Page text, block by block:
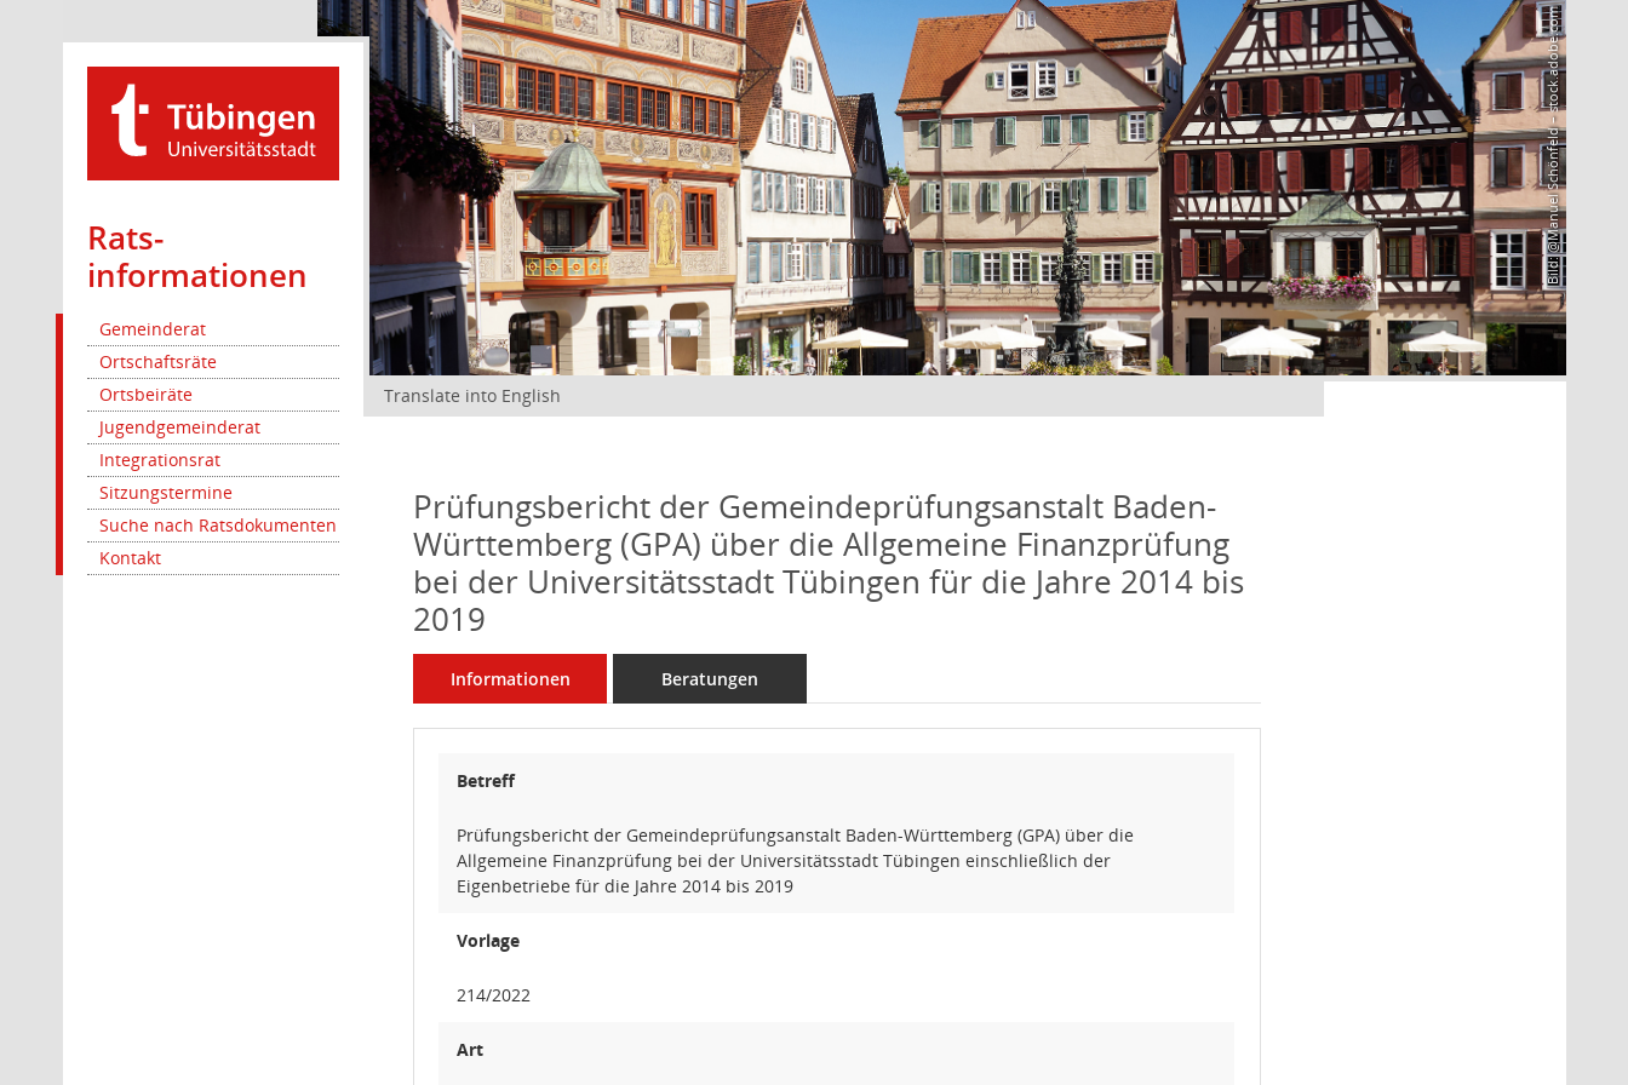
Rats­
informationen
Gemeinderat
Ortschaftsräte
Ortsbeiräte
Jugendgemeinderat
Integrationsrat
Sitzungstermine
Suche nach Ratsdokumenten
Kontakt
Bild: @Manuel Schönfeld – stock.adobe.com
Translate into English
Prüfungsbericht der Gemeindeprüfungsanstalt Baden-
Württemberg (GPA) über die Allgemeine Finanzprüfung
bei der Universitätsstadt Tübingen für die Jahre 2014 bis
2019
Informationen Beratungen
Betreff
Prüfungsbericht der Gemeindeprüfungsanstalt Baden-Württemberg (GPA) über die
Allgemeine Finanzprüfung bei der Universitätsstadt Tübingen einschließlich der
Eigenbetriebe für die Jahre 2014 bis 2019
Vorlage
214/2022
Art